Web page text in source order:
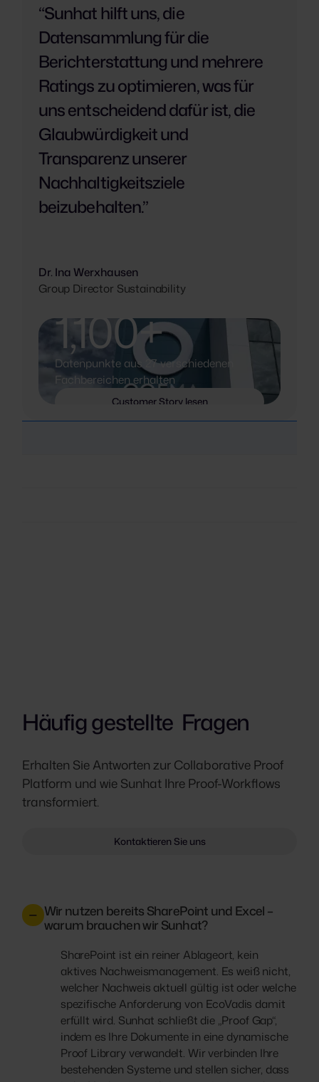
“Sunhat hilft uns, die
Datensammlung für die
Berichterstattung und mehrere
Ratings zu optimieren, was für
uns entscheidend dafür ist, die
Glaubwürdigkeit und
Transparenz unserer
Nachhaltigkeitsziele
beizubehalten.”
Dr. Ina Werxhausen
Group Director Sustainability
1,100+
Datenpunkte aus 27 verschiedenen
Fachbereichen erhalten
Customer Story lesen
Häufig gestellte Fragen
Erhalten Sie Antworten zur Collaborative Proof
Platform und wie Sunhat Ihre Proof-Workflows
transformiert.
Kontaktieren Sie uns
Wir nutzen bereits SharePoint und Excel –
warum brauchen wir Sunhat?
SharePoint ist ein reiner Ablageort, kein
aktives Nachweismanagement. Es weiß nicht,
welcher Nachweis aktuell gültig ist oder welche
spezifische Anforderung von EcoVadis damit
erfüllt wird. Sunhat schließt die „Proof Gap“,
indem es Ihre Dokumente in eine dynamische
Proof Library verwandelt. Wir verbinden Ihre
bestehenden Systeme und stellen sicher, dass